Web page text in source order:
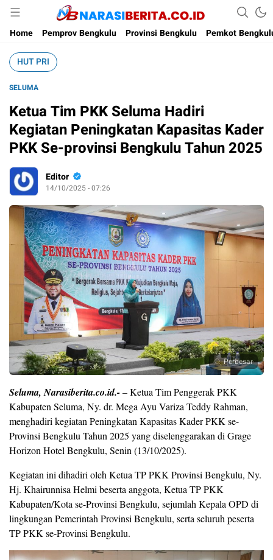
Narasi Berita
Home
Pemprov Bengkulu Provinsi Bengkulu Pemkot
HUT PRI
SELUMA
Ketua Tim PKK Seluma Hadiri
Kegiatan Peningkatan Kapasitas Kader
PKK Se-provinsi Bengkulu Tahun 2025
Editor
14/10/2025 - 07:26
Perbesar
Seluma, Narasiberita.co.id.-– Ketua Tim Penggerak PKK
Kabupaten Seluma, Ny. dr. Mega Ayu Variza Teddy Rahman,
menghadiri kegiatan Peningkatan Kapasitas Kader PKK se-
Provinsi Bengkulu Tahun 2025 yang diselenggarakan di Grage
Horizon Hotel Bengkulu, Senin (13/10/2025).
Kegiatan ini dihadiri oleh Ketua TP PKK Provinsi Bengkulu, Ny.
Hj. Khairunnisa Helmi beserta anggota, Ketua TP PKK
Kabupaten/Kota se-Provinsi Bengkulu, sejumlah Kepala OPD di
lingkungan Pemerintah Provinsi Bengkulu, serta seluruh peserta
TP PKK se-Provinsi Bengkulu.